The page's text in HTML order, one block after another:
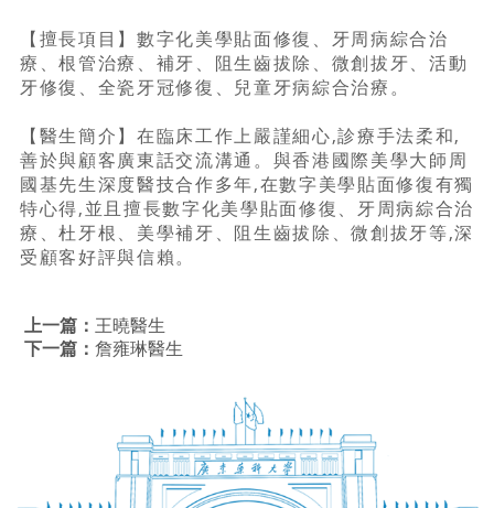
【擅長項目】數字化美學貼面修復、牙周病綜合治
療、根管治療、補牙、阻生齒拔除、微創拔牙、活動
牙修復、全瓷牙冠修復、兒童牙病綜合治療。
【醫生簡介】在臨床工作上嚴謹細心,診療手法柔和,
善於與顧客廣東話交流溝通。與香港國際美學大師周
國基先生深度醫技合作多年,在數字美學貼面修復有獨
特心得,並且擅長數字化美學貼面修復、牙周病綜合治
療、杜牙根、美學補牙、阻生齒拔除、微創拔牙等,深
受顧客好評與信賴。
上一篇： 王曉醫生
下一篇：詹雍琳醫生